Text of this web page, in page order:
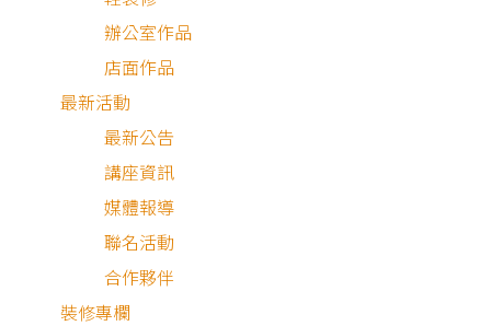
辦公室作品
店面作品
最新活動
最新公告
講座資訊
媒體報導
聯名活動
合作夥伴
裝修專欄
2025.08.25
如何使用狸樂聚估價系統